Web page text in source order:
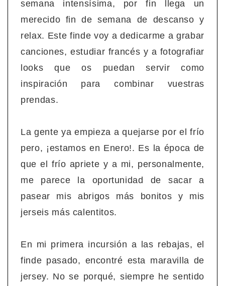
semana intensísima, por fin llega un
merecido fin de semana de descanso y
relax. Este finde voy a dedicarme a grabar
canciones, estudiar francés y a fotografiar
looks que os puedan servir como
inspiración para combinar vuestras
prendas.
La gente ya empieza a quejarse por el frío
pero, ¡estamos en Enero!. Es la época de
que el frío apriete y a mi, personalmente,
me parece la oportunidad de sacar a
pasear mis abrigos más bonitos y mis
jerseis más calentitos.
En mi primera incursión a las rebajas, el
finde pasado, encontré esta maravilla de
jersey. No se porqué, siempre he sentido